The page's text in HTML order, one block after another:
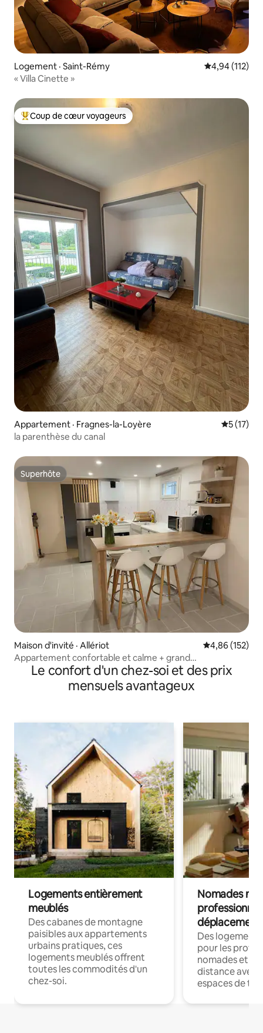
Logement · Saint-Rémy Note
4,94 (112)
« Villa Cinette »
Coup de cœur voyageurs parmi les plus aimés
Coup de cœur voyageurs
Appartement · Fragnes-la-Loyère Note
5 (17)
la parenthèse du canal
Superhôte
Superhôte
Maison d'invité · Allériot Note
4,86 (152)
Appartement confortable et calme + grand
stationnement, à 10 minutes de Chalon
Le confort d'un chez-soi et des prix
mensuels avantageux
Logements entièrement
meublés
Des cabanes de montagne
paisibles aux appartements
urbains pratiques, ces
logements meublés offrent
toutes les commodités d'un
chez-soi.
Nomades
déplacement
Des
pour les
nomades et
distance avec
espaces de